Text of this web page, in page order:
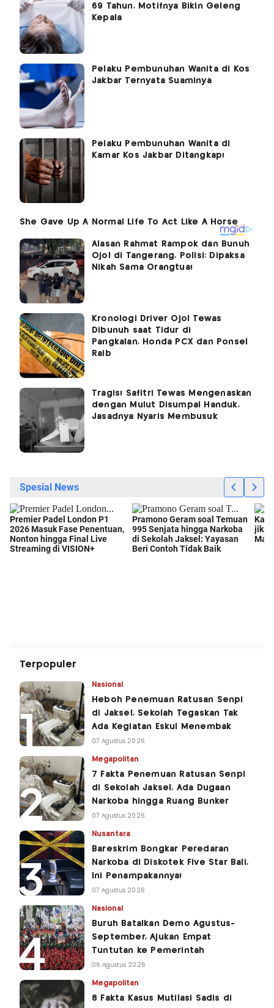
69 Tahun, Motifnya Bikin Geleng
Kepala
Pelaku Pembunuhan Wanita di Kos
Jakbar Ternyata Suaminya
Pelaku Pembunuhan Wanita di
Kamar Kos Jakbar Ditangkap!
Alasan Rahmat Rampok dan Bunuh
Ojol di Tangerang, Polisi: Dipaksa
Nikah Sama Orangtua!
Kronologi Driver Ojol Tewas
Dibunuh saat Tidur di
Pangkalan, Honda PCX dan Ponsel
Raib
Tragis! Safitri Tewas Mengenaskan
dengan Mulut Disumpal Handuk,
Jasadnya Nyaris Membusuk
Terpopuler
Nasional
Heboh Penemuan Ratusan Senpi
di Jaksel, Sekolah Tegaskan Tak
Ada Kegiatan Eskul Menembak
07 Agustus 2026
Megapolitan
7 Fakta Penemuan Ratusan Senpi
di Sekolah Jaksel, Ada Dugaan
Narkoba hingga Ruang Bunker
07 Agustus 2026
Nusantara
Bareskrim Bongkar Peredaran
Narkoba di Diskotek Five Star Bali,
Ini Penampakannya!
07 Agustus 2026
Nasional
Buruh Batalkan Demo Agustus-
September, Ajukan Empat
Tuntutan ke Pemerintah
06 Agustus 2026
Megapolitan
8 Fakta Kasus Mutilasi Sadis di